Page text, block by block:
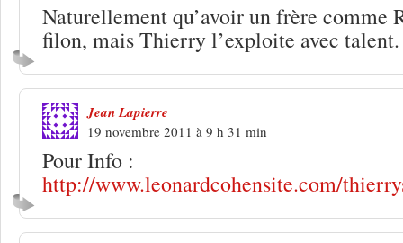
Naturellement qu’avoir un frère comme
filon, mais Thierry l’exploite avec talent.
Jean Lapierre
19 novembre 2011 à 9 h 31 min
Pour Info :
http://www.leonardcohensite.com/